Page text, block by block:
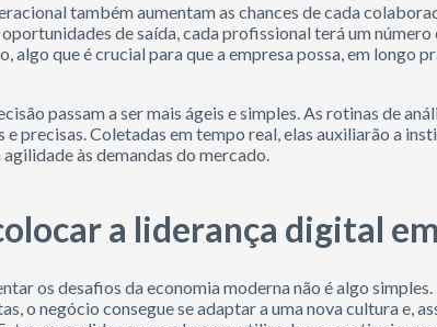
também aumentam as chances de cada
de saída, cada profissional terá um
algo que é crucial para que a empresa possa, em longo
passam a ser mais ágeis e simples. As rotinas de
precisas. Coletadas em tempo real, elas auxiliarão a
às demandas do mercado.
a liderança digital
os desafios da economia moderna não é algo simples.
o negócio consegue se adaptar a uma nova cultura e,